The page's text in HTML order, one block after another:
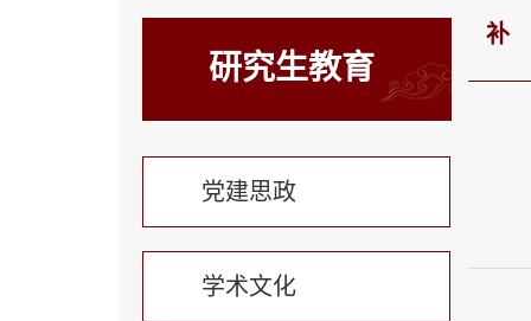
研究生教育
党建思政
学术文化
补